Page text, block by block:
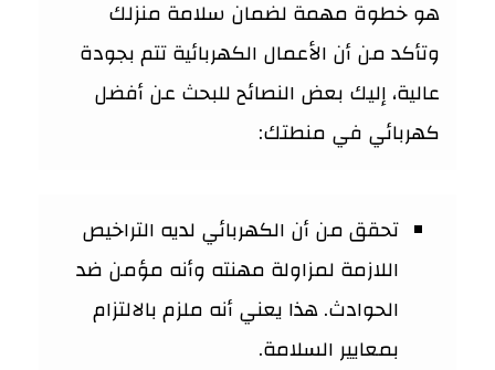
هو خطوة مهمة لضمان سلامة منزلك
وتأكد من أن الأعمال الكهربائية تتم بجودة
عالية، إليك بعض النصائح للبحث عن أفضل
كهربائي في منطتك:
تحقق من أن الكهربائي لديه التراخيص
اللازمة لمزاولة مهنته وأنه مؤمن ضد
الحوادث. هذا يعني أنه ملزم بالالتزام
بمعايير السلامة.